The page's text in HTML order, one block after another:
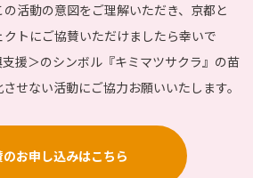
活動の意図をご理解いただき、京都と
トにご協賛いただけましたら幸いで
援＞のシンボル『キミマツサクラ』の苗
せない活動にご協力お願いいたします。
お申し込みはこちら